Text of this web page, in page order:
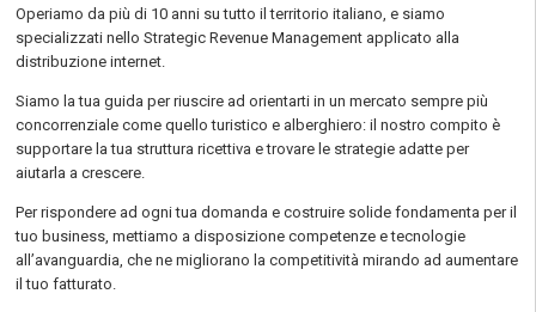
Operiamo da più di 10 anni su tutto il territorio italiano, e siamo
specializzati nello Strategic Revenue Management applicato alla
distribuzione internet.
Siamo la tua guida per riuscire ad orientarti in un mercato sempre più
concorrenziale come quello turistico e alberghiero: il nostro compito è
supportare la tua struttura ricettiva e trovare le strategie adatte per
aiutarla a crescere.
Per rispondere ad ogni tua domanda e costruire solide fondamenta per il
tuo business, mettiamo a disposizione competenze e tecnologie
all’avanguardia, che ne migliorano la competitività mirando ad aumentare
il tuo fatturato.